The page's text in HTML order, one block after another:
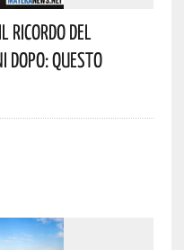
Ricordo Del
Dopo: Questo